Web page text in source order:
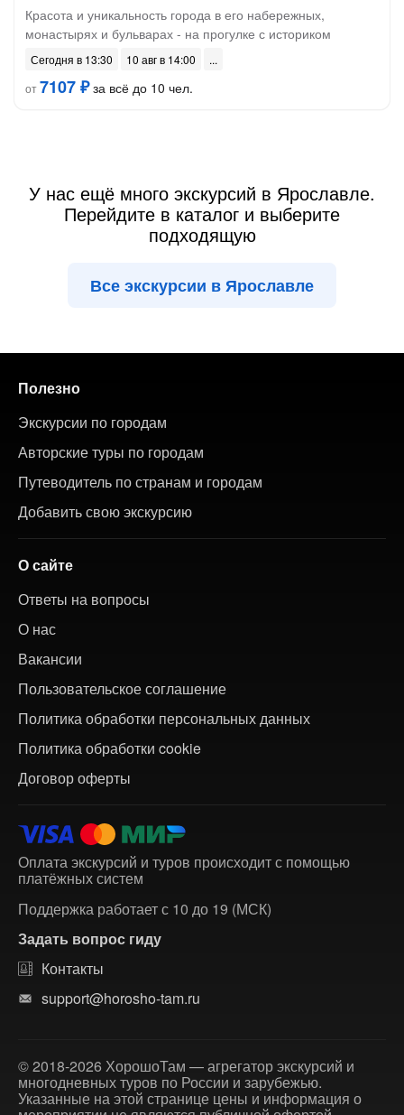
Красота и уникальность города в его набережных,
монастырях и бульварах - на прогулке с историком
Сегодня в 13:30
10 авг в 14:00
от7107 ₽за всё до 10 чел.
У нас ещё много экскурсий в Ярославле.
Перейдите в каталог и выберите
подходящую
Все экскурсии в Ярославле
Полезно
Экскурсии по городам
Авторские туры по городам
Путеводитель по странам и городам
Добавить свою экскурсию
О сайте
Ответы на вопросы
О нас
Вакансии
Пользовательское соглашение
Политика обработки персональных данных
Политика обработки cookie
Договор оферты
Оплата экскурсий и туров происходит с помощью
платёжных систем
Поддержка работает с 10 до 19 (МСК)
Задать вопрос гиду
Контакты
support@horosho-tam.ru
© 2018-2026 ХорошоТам — агрегатор экскурсий и
многодневных туров по России и зарубежью.
Указанные на этой странице цены и информация о